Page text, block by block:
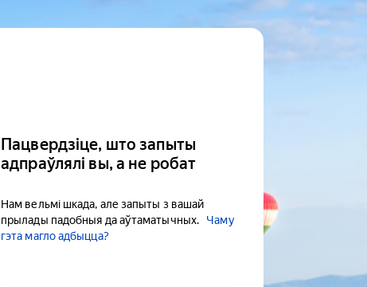
Пацвердзіце, што запыты
адпраўлялі вы, а не робат
Нам вельмі шкада, але запыты з вашай
прылады падобныя да аўтаматычных.
Чаму
гэта магло адбыцца?